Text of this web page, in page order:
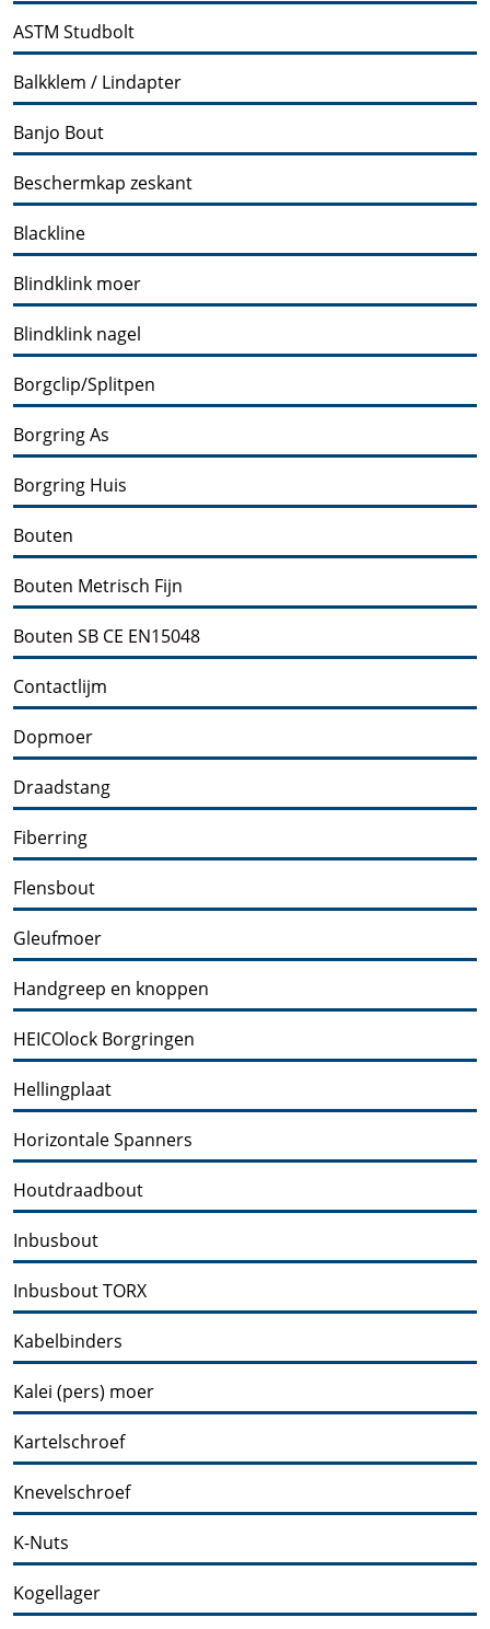
ASTM Studbolt
Balkklem / Lindapter
Banjo Bout
Beschermkap zeskant
Blackline
Blindklink moer
Blindklink nagel
Borgclip/Splitpen
Borgring As
Borgring Huis
Bouten
Bouten Metrisch Fijn
Bouten SB CE EN15048
Contactlijm
Dopmoer
Draadstang
Fiberring
Flensbout
Gleufmoer
Handgreep en knoppen
HEICOlock Borgringen
Hellingplaat
Horizontale Spanners
Houtdraadbout
Inbusbout
Inbusbout TORX
Kabelbinders
Kalei (pers) moer
Kartelschroef
Knevelschroef
K-Nuts
Kogellager